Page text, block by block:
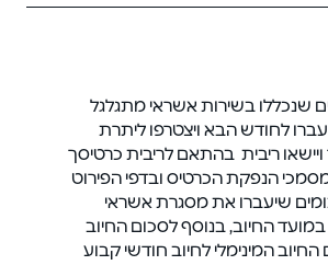
שנכללו בשירות אשראי מתגלגל
לחודש הבא ויצטרפו ליתרת
ריבית בהתאם לריבית כרטיסך
הנפקת הכרטיס ובדפי הפירוט
שיעברו את מסגרת אשראי
במועד החיוב, בנוסף לסכום החיוב
המינימלי לחיוב חודשי קבוע